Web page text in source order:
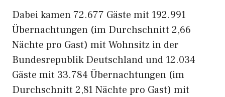
Dabei kamen 72.677 Gäste mit 192.991
Übernachtungen (im Durchschnitt 2,66
Nächte pro Gast) mit Wohnsitz in der
Bundesrepublik Deutschland und 12.034
Gäste mit 33.784 Übernachtungen (im
Durchschnitt 2,81 Nächte pro Gast) mit